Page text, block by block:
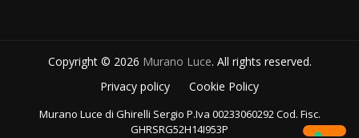
Copyright © 2026 Murano Luce. All rights reserved.
Privacy policy
Cookie Policy
Murano Luce di Ghirelli Sergio P.Iva 00233060292 Cod. Fisc.
GHRSRG52H14I953P